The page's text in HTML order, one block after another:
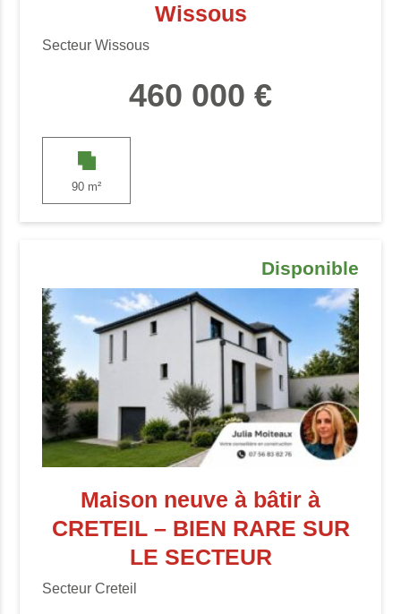
Wissous
Secteur Wissous
460 000 €
90 m²
Disponible
Maison neuve à bâtir à
CRETEIL – BIEN RARE SUR
LE SECTEUR
Secteur Creteil